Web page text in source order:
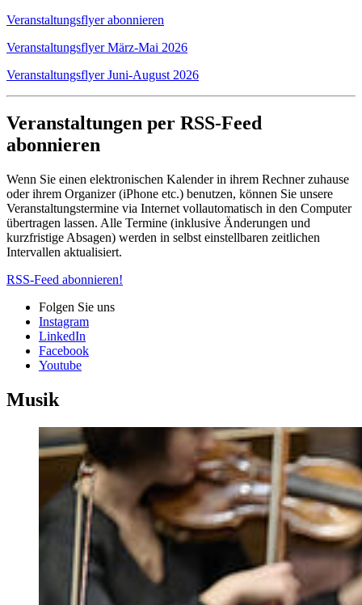
Veranstaltungsflyer abonnieren
Veranstaltungsflyer März-Mai 2026
Veranstaltungsflyer Juni-August 2026
Veranstaltungen per RSS-Feed
abonnieren
Wenn Sie einen elektronischen Kalender in ihrem Rechner zuhause
oder ihrem Organizer (iPhone etc.) benutzen, können Sie unsere
Veranstaltungstermine via Internet vollautomatisch in den Computer
übertragen lassen. Alle Termine (inklusive Änderungen und
kurzfristige Absagen) werden in selbst einstellbaren zeitlichen
Intervallen aktualisiert.
RSS-Feed abonnieren!
Folgen Sie uns
Instagram
LinkedIn
Facebook
Youtube
Musik